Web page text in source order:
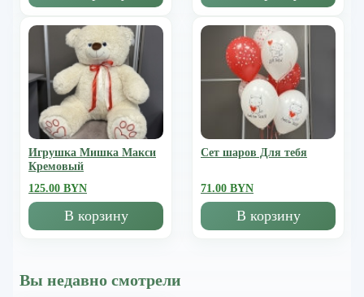
Игрушка Мишка Mакси
Кремовый
125.00 BYN
В корзину
Сет шаров Для тебя
71.00 BYN
В корзину
Вы недавно смотрели